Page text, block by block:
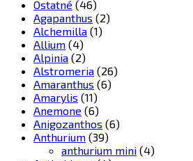
Ostatné (46)
Agapanthus (2)
Alchemilla (1)
Allium (4)
Alpinia (2)
Alstromeria (26)
Amaranthus (6)
Amarylis (11)
Anemone (6)
Anigozanthos (6)
Anthurium (39)
anthurium mini (4)